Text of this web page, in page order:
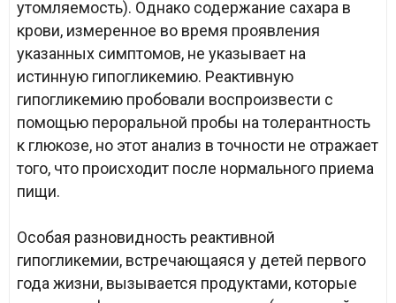
утомляемость). Однако содержание сахара в
крови, измеренное во время проявления
указанных симптомов, не указывает на
истинную гипогликемию. Реактивную
гипогликемию пробовали воспроизвести с
помощью пероральной пробы на толерантность
к глюкозе, но этот анализ в точности не отражает
того, что происходит после нормального приема
пищи.
Особая разновидность реактивной
гипогликемии, встречающаяся у детей первого
года жизни, вызывается продуктами, которые